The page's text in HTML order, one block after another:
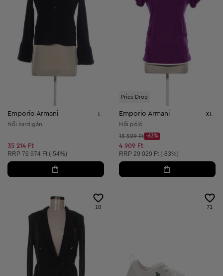
Emporio Armani
Női kardigán
35 214 Ft
Ajánlott ár:
RRP 76 974 Ft (-54%)
Price Drop
Emporio Armani XL
Női póló
Kezdő ár:
13 529 Ft
Discount Price:
-63%
Csökkentett ár:
4 909 Ft
Ajánlott ár:
RRP 29 029 Ft (-83%)
10 71